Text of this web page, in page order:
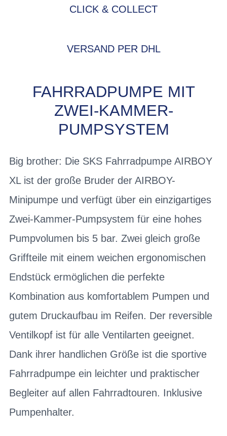
CLICK & COLLECT
VERSAND PER DHL
FAHRRADPUMPE MIT
ZWEI-KAMMER-
PUMPSYSTEM
Big brother: Die SKS Fahrradpumpe AIRBOY
XL ist der große Bruder der AIRBOY-
Minipumpe und verfügt über ein einzigartiges
Zwei-Kammer-Pumpsystem für eine hohes
Pumpvolumen bis 5 bar. Zwei gleich große
Griffteile mit einem weichen ergonomischen
Endstück ermöglichen die perfekte
Kombination aus komfortablem Pumpen und
gutem Druckaufbau im Reifen. Der reversible
Ventilkopf ist für alle Ventilarten geeignet.
Dank ihrer handlichen Größe ist die sportive
Fahrradpumpe ein leichter und praktischer
Begleiter auf allen Fahrradtouren. Inklusive
Pumpenhalter.